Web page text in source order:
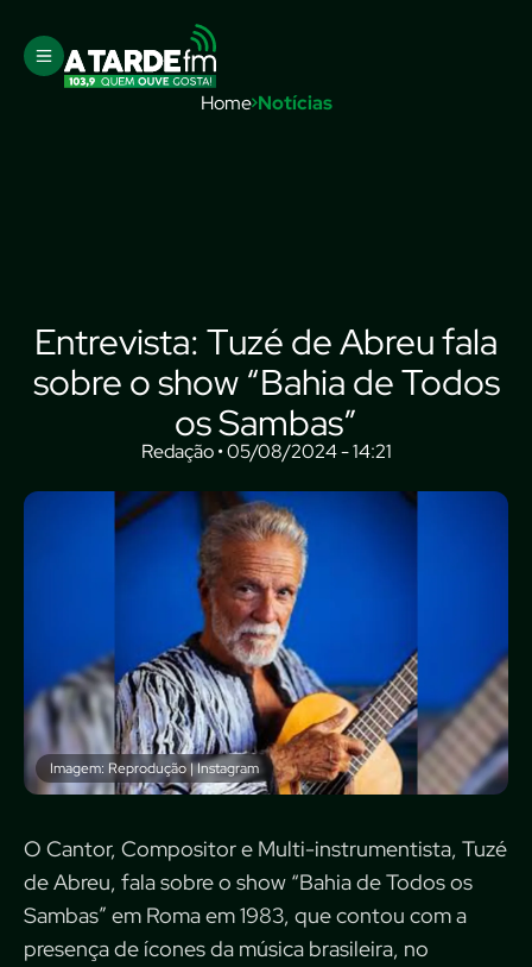
Home Notícias
Entrevista: Tuzé de Abreu fala
sobre o show “Bahia de Todos
os Sambas”
Redação • 05/08/2024 - 14:21
Imagem: Reprodução | Instagram
O Cantor, Compositor e Multi-instrumentista, Tuzé
de Abreu, fala sobre o show “Bahia de Todos os
Sambas” em Roma em 1983, que contou com a
presença de ícones da música brasileira, no